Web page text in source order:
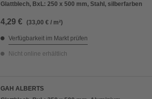
Glattblech, BxL: 250 x 500 mm, Stahl, silberfarben
4,29 € (33,00 € / m²)
Verfügbarkeit im Markt prüfen
Nicht online erhältlich
GAH ALBERTS